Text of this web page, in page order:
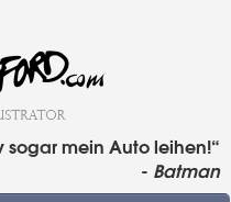
sogar mein Auto leihen!“
- Batman